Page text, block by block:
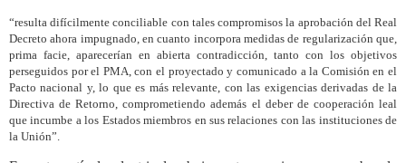
“resulta difícilmente conciliable con tales compromisos la aprobación del Real
Decreto ahora impugnado, en cuanto incorpora medidas de regularización que,
prima facie, aparecerían en abierta contradicción, tanto con los objetivos
perseguidos por el PMA, con el proyectado y comunicado a la Comisión en el
Pacto nacional y, lo que es más relevante, con las exigencias derivadas de la
Directiva de Retorno, comprometiendo además el deber de cooperación leal
que incumbe a los Estados miembros en sus relaciones con las instituciones de
la Unión”.